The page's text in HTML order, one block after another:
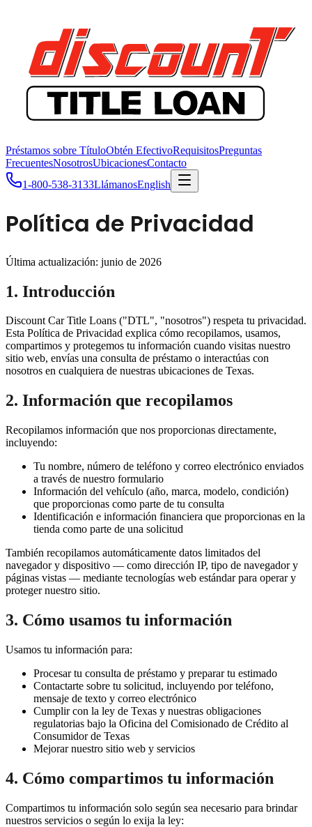
Préstamos sobre TítuloObtén EfectivoRequisitosPreguntas
FrecuentesNosotrosUbicacionesContacto
1-800-538-3133LlámanosEnglish
Política de Privacidad
Última actualización: junio de 2026
1. Introducción
Discount Car Title Loans ("DTL", "nosotros") respeta tu privacidad.
Esta Política de Privacidad explica cómo recopilamos, usamos,
compartimos y protegemos tu información cuando visitas nuestro
sitio web, envías una consulta de préstamo o interactúas con
nosotros en cualquiera de nuestras ubicaciones de Texas.
2. Información que recopilamos
Recopilamos información que nos proporcionas directamente,
incluyendo:
Tu nombre, número de teléfono y correo electrónico enviados
a través de nuestro formulario
Información del vehículo (año, marca, modelo, condición)
que proporcionas como parte de tu consulta
Identificación e información financiera que proporcionas en la
tienda como parte de una solicitud
También recopilamos automáticamente datos limitados del
navegador y dispositivo — como dirección IP, tipo de navegador y
páginas vistas — mediante tecnologías web estándar para operar y
proteger nuestro sitio.
3. Cómo usamos tu información
Usamos tu información para:
Procesar tu consulta de préstamo y preparar tu estimado
Contactarte sobre tu solicitud, incluyendo por teléfono,
mensaje de texto y correo electrónico
Cumplir con la ley de Texas y nuestras obligaciones
regulatorias bajo la Oficina del Comisionado de Crédito al
Consumidor de Texas
Mejorar nuestro sitio web y servicios
4. Cómo compartimos tu información
Compartimos tu información solo según sea necesario para brindar
nuestros servicios o según lo exija la ley: